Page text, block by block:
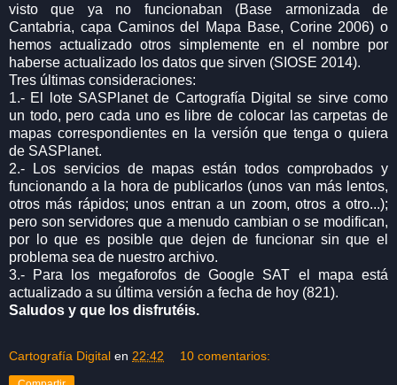
visto que ya no funcionaban (Base armonizada de
Cantabria, capa Caminos del Mapa Base, Corine 2006) o
hemos actualizado otros simplemente en el nombre por
haberse actualizado los datos que sirven (SIOSE 2014).
Tres últimas consideraciones:
1.- El lote SASPlanet de Cartografía Digital se sirve como
un todo, pero cada uno es libre de colocar las carpetas de
mapas correspondientes en la versión que tenga o quiera
de SASPlanet.
2.- Los servicios de mapas están todos comprobados y
funcionando a la hora de publicarlos (unos van más lentos,
otros más rápidos; unos entran a un zoom, otros a otro...);
pero son servidores que a menudo cambian o se modifican,
por lo que es posible que dejen de funcionar sin que el
problema sea de nuestro archivo.
3.- Para los megaforofos de Google SAT el mapa está
actualizado a su última versión a fecha de hoy (821).
Saludos y que los disfrutéis.
Cartografía Digital en 22:42 10 comentarios: